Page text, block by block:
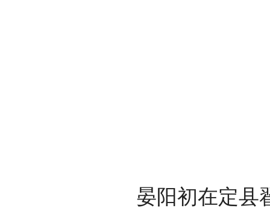
晏阳初在定县